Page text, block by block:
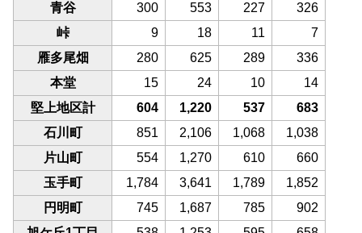
青谷
300 553 227
326
峠
9 18 11
7
雁多尾畑
280 625 289
336
本堂
15 24 10
14
堅上地区計
604 1,220 537
683
石川町
851 2,106 1,068
1,038
片山町
554 1,270 610
660
玉手町
1,784 3,641 1,789
1,852
円明町
745 1,687 785
902